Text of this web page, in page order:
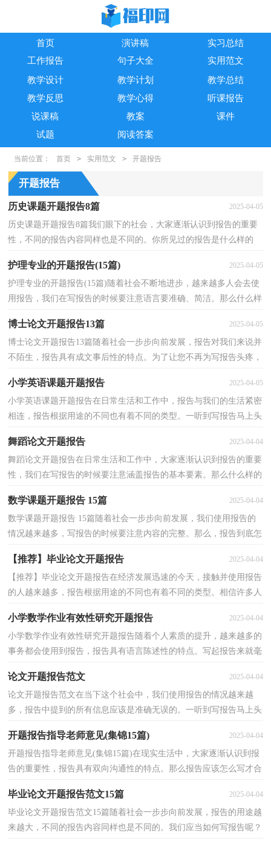
首页 演讲稿
实习总结
工作报告
句子大全
实用范文
教学设计
教学计划
教学总结
教学反思
教学心得
听课报告
说课稿
教案
课件
试题
阅读答案
当前位置： 首页 > 实用范文 > 开题报告
开题报告
历史课题开题报告8篇 2025-04-05
历史课题开题报告8篇我们眼下的社会，大家逐渐认识到报告的重要
性，不同的报告内容同样也是不同的。你所见过的报告是什么样的
护理专业的开题报告(15篇) 2025-04-05
护理专业的开题报告(15篇)随着社会不断地进步，越来越多人会去使
用报告，我们在写报告的时候要注意语言要准确、简洁。那么什么样
博士论文开题报告13篇 2025-04-05
博士论文开题报告13篇随着社会一步步向前发展，报告对我们来说并
不陌生，报告具有成文事后性的特点。为了让您不再为写报告头疼，
小学英语课题开题报告 2025-04-05
小学英语课题开题报告在日常生活和工作中，报告与我们的生活紧密
相连，报告根据用途的不同也有着不同的类型。一听到写报告马上头
舞蹈论文开题报告 2025-04-04
舞蹈论文开题报告在日常生活和工作中，大家逐渐认识到报告的重要
性，我们在写报告的时候要注意涵盖报告的基本要素。那么什么样的
数学课题开题报告 15篇 2025-04-04
数学课题开题报告 15篇随着社会一步步向前发展，我们使用报告的
情况越来越多，写报告的时候要注意内容的完整。那么，报告到底怎
【推荐】毕业论文开题报告 2025-04-04
【推荐】毕业论文开题报告在经济发展迅速的今天，接触并使用报告
的人越来越多，报告根据用途的不同也有着不同的类型。相信许多人
小学数学作业有效性研究开题报告 2025-04-04
小学数学作业有效性研究开题报告随着个人素质的提升，越来越多的
事务都会使用到报告，报告具有语言陈述性的特点。写起报告来就毫
论文开题报告范文 2025-04-04
论文开题报告范文在当下这个社会中，我们使用报告的情况越来越
多，报告中提到的所有信息应该是准确无误的。一听到写报告马上头
开题报告指导老师意见(集锦15篇) 2025-04-04
开题报告指导老师意见(集锦15篇)在现实生活中，大家逐渐认识到报
告的重要性，报告具有双向沟通性的特点。那么报告应该怎么写才合
毕业论文开题报告范文15篇 2025-04-04
毕业论文开题报告范文15篇随着社会一步步向前发展，报告的用途越
来越大，不同的报告内容同样也是不同的。我们应当如何写报告呢？